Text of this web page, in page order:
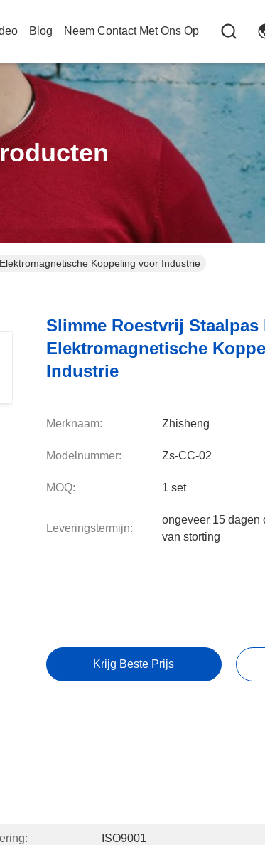
Blog Neem Contact Met Ons Op
Koppeling voor Industrie
Slimme Roestvrij
Elektromagnetische
Industrie
Merknaam: Zhisheng
Modelnummer: Zs-CC-02
MOQ: 1 set
Leveringstermijn:
ongeveer 15 dagen
van storting
Krijg Beste Prijs
ISO9001